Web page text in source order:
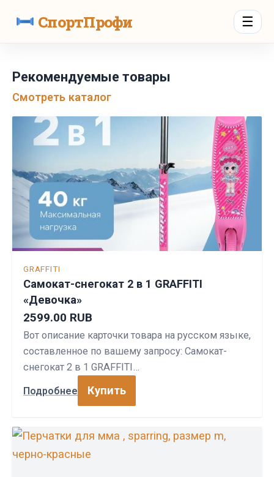
СпортПрофи ☰
Рекомендуемые товары
Смотреть каталог
GRAFFITI
Самокат-снегокат 2 в 1 GRAFFITI
«Девочка»
2599.00 RUB
Вот описание карточки товара на русском языке,
составленное по вашему запросу: Самокат-
снегокат 2 в 1 GRAFFITI…
Подробнее Купить